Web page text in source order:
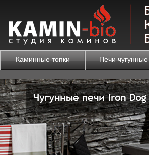
Каминные топки Печи чугунные